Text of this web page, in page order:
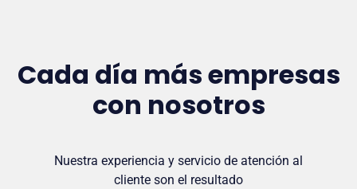
Cada día más empresas
con nosotros
Nuestra experiencia y servicio de atención al
cliente son el resultado